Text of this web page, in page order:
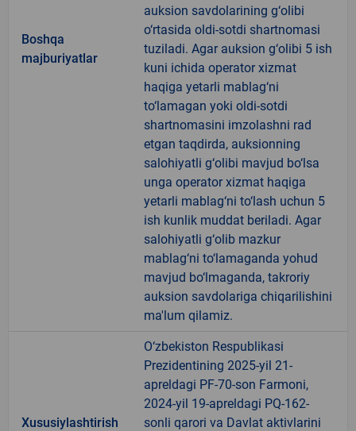
Boshqa
majburiyatlar
auksion savdolarining g‘olibi
o‘rtasida oldi-sotdi shartnomasi
tuziladi. Agar auksion g‘olibi 5 ish
kuni ichida operator xizmat
haqiga yetarli mablag‘ni
to‘lamagan yoki oldi-sotdi
shartnomasini imzolashni rad
etgan taqdirda, auksionning
salohiyatli g‘olibi mavjud bo‘lsa
unga operator xizmat haqiga
yetarli mablag‘ni to‘lash uchun 5
ish kunlik muddat beriladi. Agar
salohiyatli g‘olib mazkur
mablag‘ni to‘lamaganda yohud
mavjud bo‘lmaganda, takroriy
auksion savdolariga chiqarilishini
ma'lum qilamiz.
Xususiylashtirish
O‘zbekiston Respublikasi
Prezidentining 2025-yil 21-
apreldagi PF-70-son Farmoni,
2024-yil 19-apreldagi PQ-162-
sonli qarori va Davlat aktivlarini